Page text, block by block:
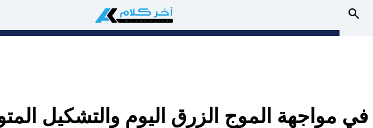
في مواجهة الموج الزرق اليوم والتشكيل